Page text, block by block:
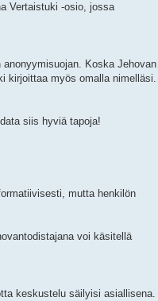
Vertaistuki -osio, jossa
Koska Jehovan
kirjoittaa myös omalla nimelläsi.
siis hyviä tapoja!
mutta henkilön
voi käsitellä
keskustelu säilyisi asiallisena.